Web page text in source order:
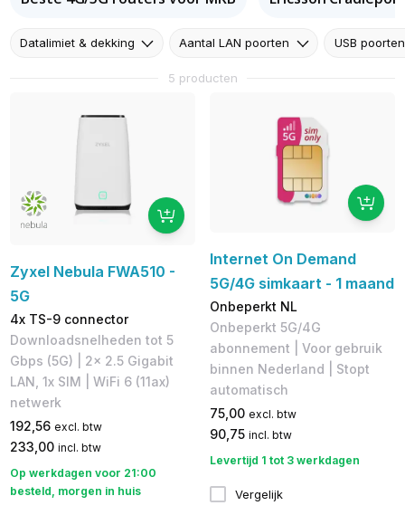
Datalimiet & dekking Aantal LAN poorten USB poorten
5 producten
Zyxel Nebula FWA510 -
5G
4x TS-9 connector
Downloadsnelheden tot 5
Gbps (5G)​ | 2x 2.5 Gigabit
LAN, 1x SIM | WiFi 6 (11ax)
netwerk
192,56 excl. btw
233,00 incl. btw
Op werkdagen voor 21:00
besteld, morgen in huis
Internet On Demand
5G/4G simkaart - 1 maand
Onbeperkt NL
Onbeperkt 5G/4G
abonnement | Voor gebruik
binnen Nederland | Stopt
automatisch
75,00 excl. btw
90,75 incl. btw
Levertijd 1 tot 3 werkdagen
Vergelijk